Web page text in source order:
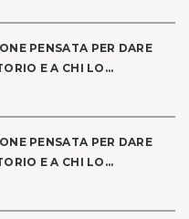
PENSATA PER DARE
E A CHI LO...
PENSATA PER DARE
E A CHI LO...